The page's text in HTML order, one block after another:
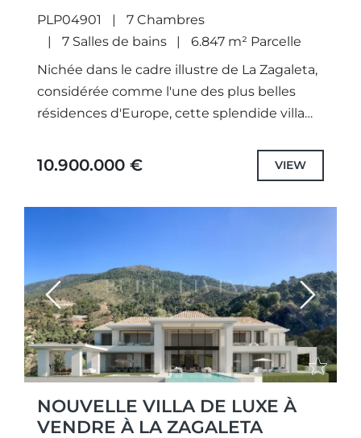
PLP04901
7 Chambres
7 Salles de bains
6.847 m² Parcelle
Nichée dans le cadre illustre de La Zagaleta,
considérée comme l'une des plus belles
résidences d'Europe, cette splendide villa
offre une vue imprenable...
10.900.000 € VIEW
Previous Next
NOUVELLE VILLA DE LUXE À
VENDRE À LA ZAGALETA